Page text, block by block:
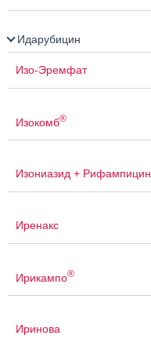
Идарубицин
Изо-Эремфат
Изокомб®
Изониазид + Рифампицин
Иренакс
Ирикампо®
Иринова